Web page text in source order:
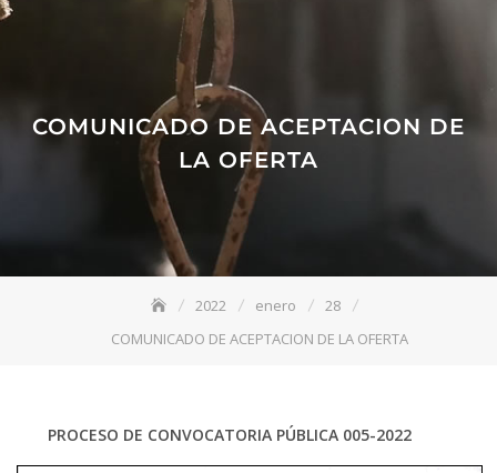
COMUNICADO DE ACEPTACION DE
LA OFERTA
2022 enero
28
COMUNICADO DE ACEPTACION DE LA OFERTA
PROCESO DE CONVOCATORIA PÚBLICA 005-2022